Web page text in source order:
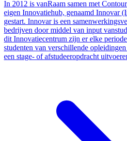
In 2012 is vanRaam samen met
eigen Innovatiehub, genaamd Innovar
gestart. Innovar is een
bedrijven door middel van input
dit Innovatiecentrum zijn er elke
studenten van verschillende
een stage- of afstudeeropdracht